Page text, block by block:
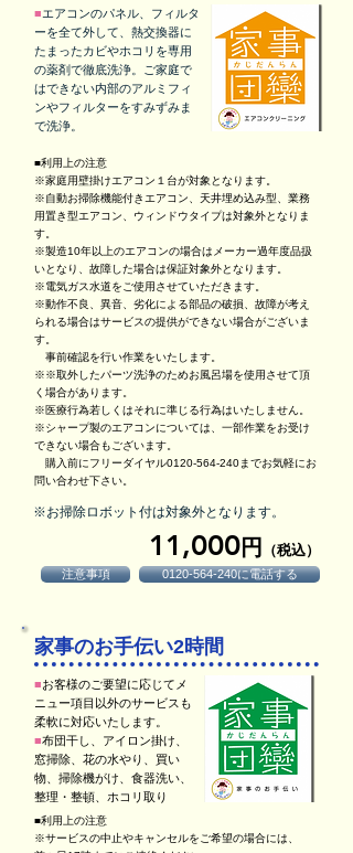
■エアコンのパネル、フィルタ
ーを全て外して、熱交換器に
たまったカビやホコリを専用
の薬剤で徹底洗浄。ご家庭で
はできない内部のアルミフィ
ンやフィルターをすみずみま
で洗浄。
■利用上の注意
※家庭用壁掛けエアコン１台が対象となります。
※自動お掃除機能付きエアコン、天井埋め込み型、業務
用置き型エアコン、ウィンドウタイプは対象外となりま
す。
※製造10年以上のエアコンの場合はメーカー過年度品扱
いとなり、故障した場合は保証対象外となります。
※電気ガス水道をご使用させていただきます。
※動作不良、異音、劣化による部品の破損、故障が考え
られる場合はサービスの提供ができない場合がございま
す。
事前確認を行い作業をいたします。
※※取外したパーツ洗浄のためお風呂場を使用させて頂
く場合があります。
※医療行為若しくはそれに準じる行為はいたしません。
※シャープ製のエアコンについては、一部作業をお受け
できない場合もございます。
購入前にフリーダイヤル0120-564-240までお気軽にお
問い合わせ下さい。
※お掃除ロボット付は対象外となります。
11,000円 （税込）
注意事項 0120-564-240に電話する
家事のお手伝い2時間
■お客様のご要望に応じてメ
ニュー項目以外のサービスも
柔軟に対応いたします。
■布団干し、アイロン掛け、
窓掃除、花の水やり、買い
物、掃除機がけ、食器洗い、
整理・整頓、ホコリ取り
■利用上の注意
※サービスの中止やキャンセルをご希望の場合には、